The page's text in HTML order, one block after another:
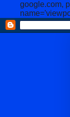
google.com,